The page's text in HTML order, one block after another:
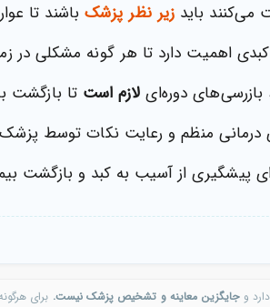
می‌کنند باید زیر نظر پزشک باشند تا
اهمیت دارد تا هر گونه مشکلی در
بازرسی‌های دوره‌ای لازم است تا بازگشت
درمانی منظم و رعایت نکات توسط
پیشگیری از آسیب به کبد و بازگشت
وجایگزین معاینه و تشخیص پزشک نیست. برای